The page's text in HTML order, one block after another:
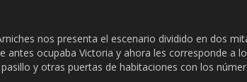
nos presenta el escenario dividido en dos
antes ocupaba Victoria y ahora les corresponde a
y otras puertas de habitaciones con los